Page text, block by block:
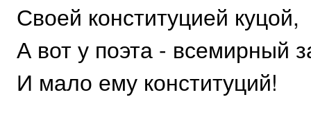
Своей конституцией куцой,
А вот у поэта - всемирный
И мало ему конституций!